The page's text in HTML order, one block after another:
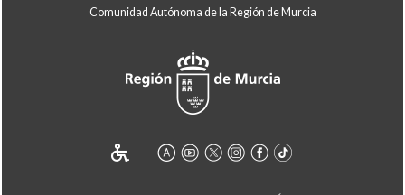
Comunidad Autónoma de la Región de Murcia